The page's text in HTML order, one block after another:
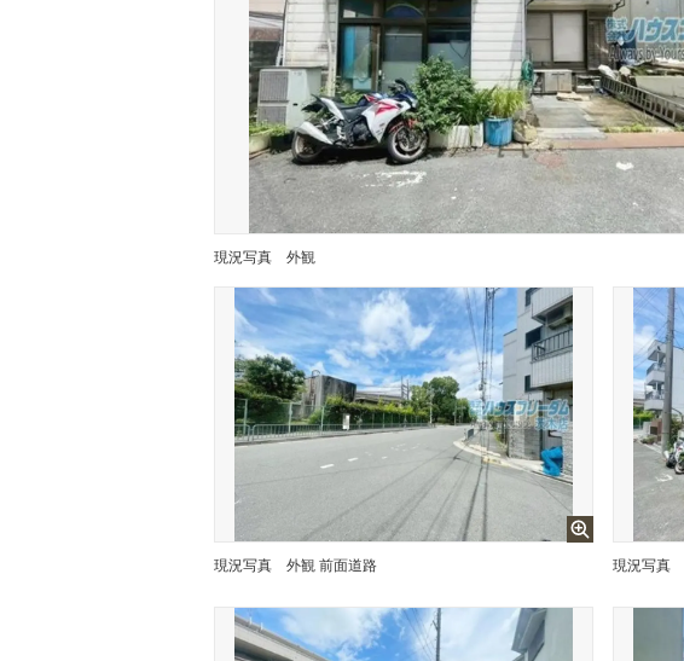
現況写真 外観
現況写真 外観 前面道路 現況写真